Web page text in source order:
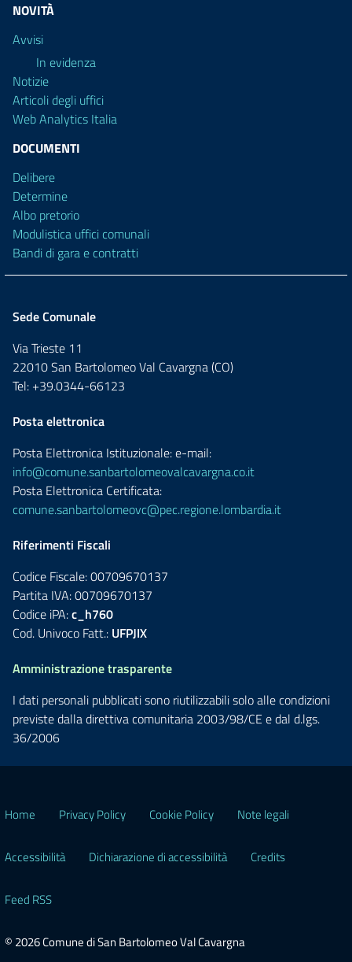
NOVITÀ
Avvisi
In evidenza
Notizie
Articoli degli uffici
Web Analytics Italia
DOCUMENTI
Delibere
Determine
Albo pretorio
Modulistica uffici comunali
Bandi di gara e contratti
Sede Comunale
Via Trieste 11
22010 San Bartolomeo Val Cavargna (CO)
Tel: +39.0344-66123
Posta elettronica
Posta Elettronica Istituzionale: e-mail:
info@comune.sanbartolomeovalcavargna.co.it
Posta Elettronica Certificata:
comune.sanbartolomeovc@pec.regione.lombardia.it
Riferimenti Fiscali
Codice Fiscale: 00709670137
Partita IVA: 00709670137
Codice iPA:c_h760
Cod. Univoco Fatt.: UFPJIX
Amministrazione trasparente
I dati personali pubblicati sono riutilizzabili solo alle condizioni
previste dalla direttiva comunitaria 2003/98/CE e dal d.lgs.
36/2006
Home Privacy Policy Cookie Policy Note legali
Accessibilità Dichiarazione di accessibilità Credits
Feed RSS
© 2026 Comune di San Bartolomeo Val Cavargna